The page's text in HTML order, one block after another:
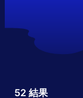
52 結果